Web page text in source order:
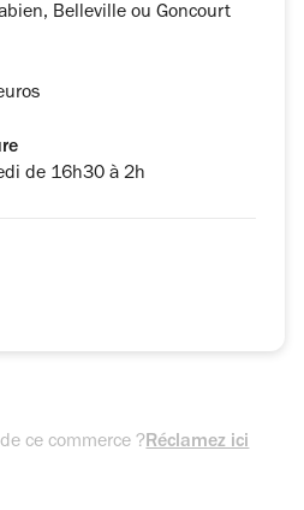
Belleville ou Goncourt
de 16h30 à 2h
ce commerce ?Réclamez ici